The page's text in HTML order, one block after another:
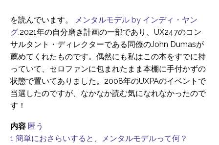
を読んでいます。
メンタルモデル by インディ・ヤン
グ.2021年の自分磨き計画の一部であり、UX247のコン
サルタント・ディレクターである同僚のJohn Dumasが
薦めてくれたものです。偶然にも私はこの本をすでに持
っていて、セロファンに包まれたまま本棚に手付かずの
状態で置いてありました。2008年のUXPAのイベントで
当選したのですが、なかなか読む気になれなかったので
す！
内容 匿う
1 簡単におさらいすると、メンタルモデルって何？